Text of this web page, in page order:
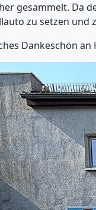
gesammelt. Da
zu setzen
Dankeschön